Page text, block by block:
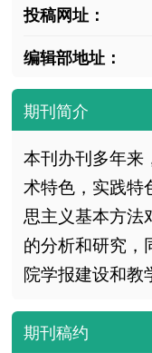
投稿网址：
编辑部地址：
期刊简介
本刊办刊多年来
术特色，实践特
思主义基本方法
的分析和研究，
院学报建设和教
期刊稿约